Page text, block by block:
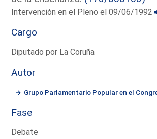
Intervención en el Pleno el 09/06/1992
Cargo
Diputado por La Coruña
Autor
Grupo Parlamentario Popular en el
Fase
Debate